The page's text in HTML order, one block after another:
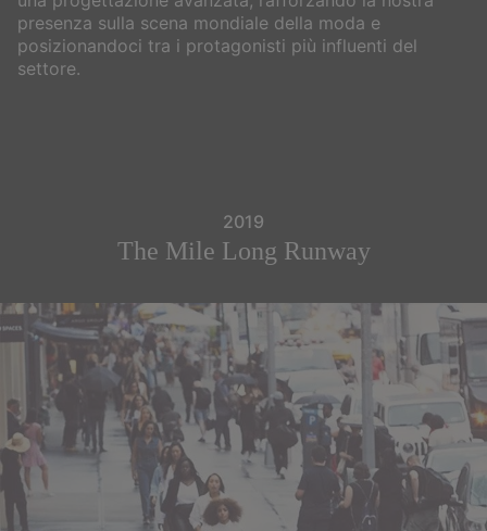
presenza sulla scena mondiale della moda e
posizionandoci tra i protagonisti più influenti del
settore.
2019
The Mile Long Runway